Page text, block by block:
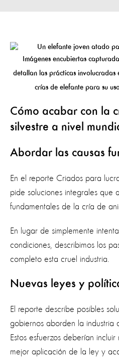
Imágenes encubiertas
detallan las prácticas involucradas
crías de elefante para su
Cómo acabar con la
silvestre a nivel
Abordar las causas
En el reporte Criados para
pide soluciones integrales que
fundamentales de la cría de
En lugar de simplemente
condiciones, describimos los
completo esta cruel industria.
Nuevas leyes y
El reporte describe posibles
gobiernos aborden la industria
Estos esfuerzos deberían
mejor aplicación de la ley y